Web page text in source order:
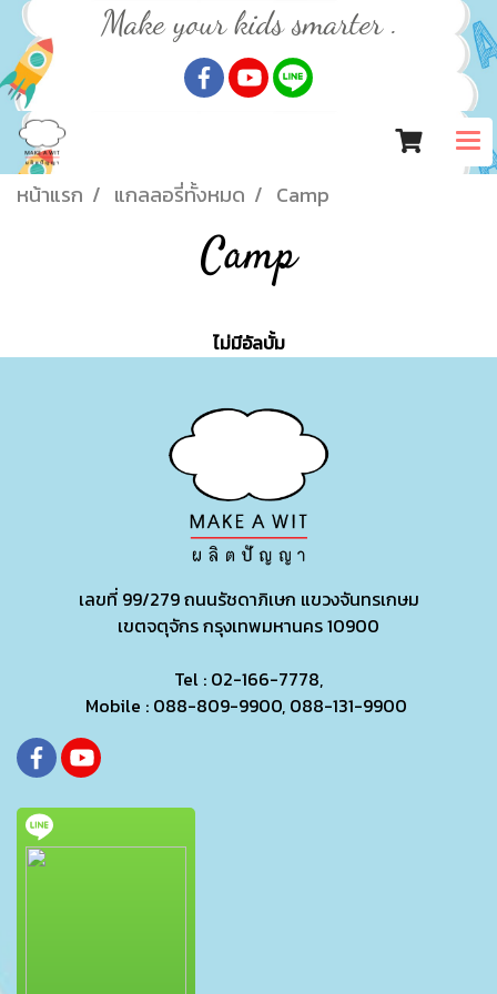
Make your kids smarter .
หน้าแรก แกลลอรี่ทั้งหมด Camp
Camp
ไม่มีอัลบั้ม
เลขที่ 99/279ถนนรัชดาภิเษก แขวงจันทรเกษม
เขตจตุจักร กรุงเทพมหานคร 10900
Tel : 02-166-7778,
Mobile : 088-809-9900, 088-131-9900